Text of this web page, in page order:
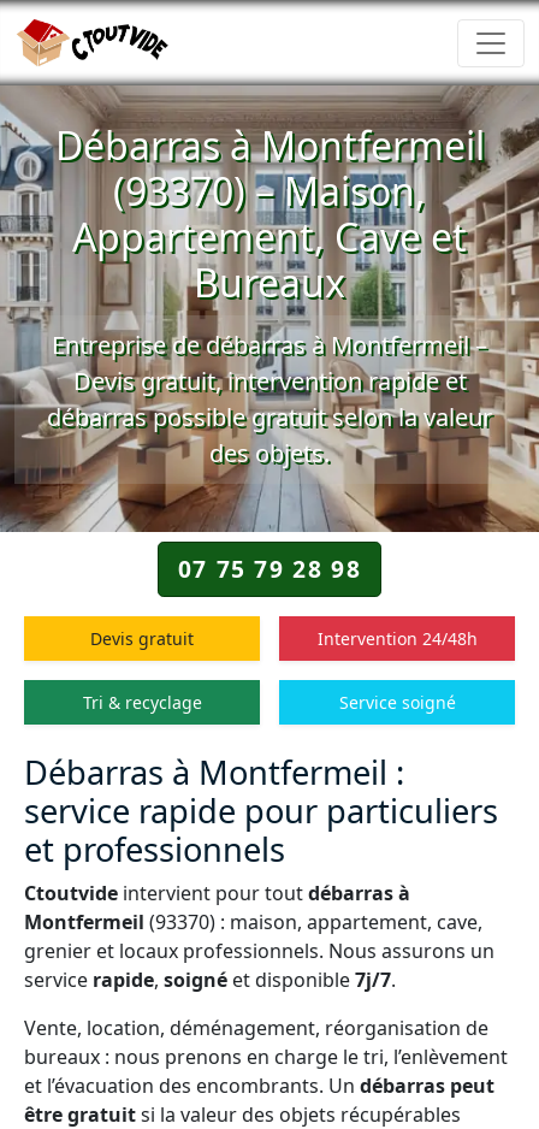
Débarras à Montfermeil
(93370) – Maison,
Appartement, Cave et
Bureaux
Entreprise de débarras à Montfermeil –
Devis gratuit, intervention rapide et
débarras possible gratuitselon la valeur
des objets.
07 75 79 28 98
Devis gratuit Intervention 24/48h
Tri & recyclage Service soigné
Débarras à Montfermeil :
service rapide pour particuliers
et professionnels
Ctoutvide intervient pour toutdébarras à
Montfermeil (93370) : maison, appartement, cave,
grenier et locaux professionnels. Nous assurons un
service rapide, soigné et disponible7j/7.
Vente, location, déménagement, réorganisation de
bureaux : nous prenons en charge le tri, l’enlèvement
et l’évacuation des encombrants. Un débarras peut
être gratuitsi la valeur des objets récupérables